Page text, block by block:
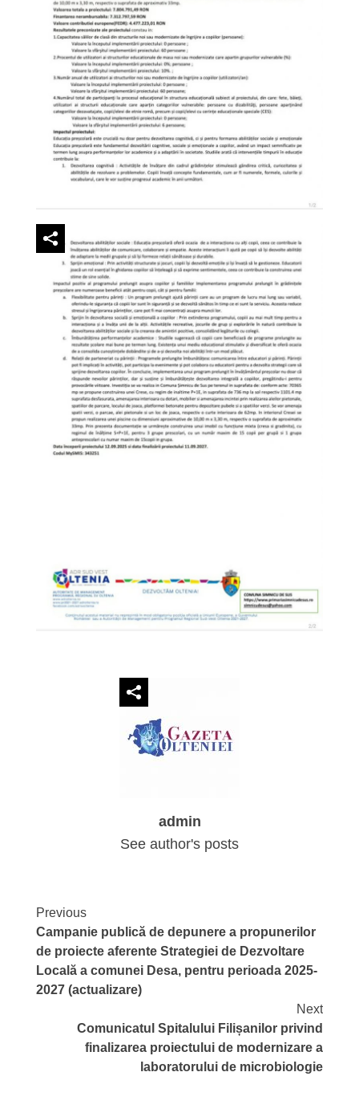
admin
See author's posts
Continue
Reading
Previous
Campanie publică de depunere a propunerilor
de proiecte aferente Strategiei de Dezvoltare
Locală a comunei Desa, pentru perioada 2025-
2027 (actualizare)
Next
Comunicatul Spitalului Filișanilor privind
finalizarea proiectului de modernizare a
laboratorului de microbiologie